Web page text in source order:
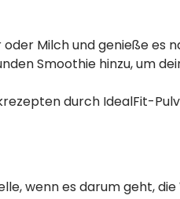
Milch und genieße es
Smoothie hinzu, um
durch IdealFit-
wenn es darum geht,